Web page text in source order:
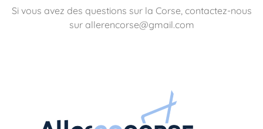
Si vous avez des questions sur la Corse, contactez-nous
sur allerencorse@gmail.com